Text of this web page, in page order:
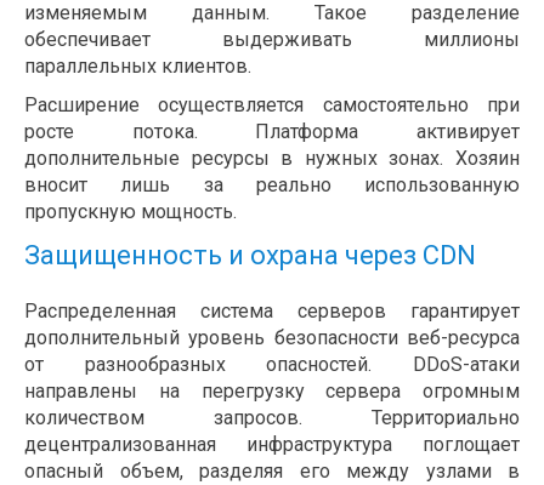
изменяемым данным. Такое разделение
обеспечивает выдерживать миллионы
параллельных клиентов.
Расширение осуществляется самостоятельно при
росте потока. Платформа активирует
дополнительные ресурсы в нужных зонах. Хозяин
вносит лишь за реально использованную
пропускную мощность.
Защищенность и охрана через CDN
Распределенная система серверов гарантирует
дополнительный уровень безопасности веб-ресурса
от разнообразных опасностей. DDoS-атаки
направлены на перегрузку сервера огромным
количеством запросов. Территориально
децентрализованная инфраструктура поглощает
опасный объем, разделяя его между узлами в